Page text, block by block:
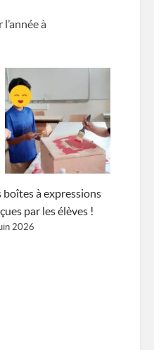
à
boîtes à expressions
par les élèves !
2026